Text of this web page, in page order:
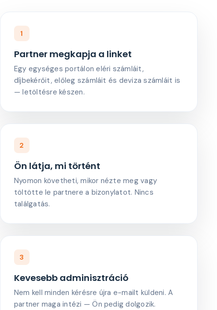
1
Partner megkapja a linket
Egy egységes portálon eléri számláit,
díjbekérőit, előleg számláit és deviza számláit is
— letöltésre készen.
2
Ön látja, mi történt
Nyomon követheti, mikor nézte meg vagy
töltötte le partnere a bizonylatot. Nincs
találgatás.
3
Kevesebb adminisztráció
Nem kell minden kérésre újra e-mailt küldeni. A
partner maga intézi — Ön pedig dolgozik.